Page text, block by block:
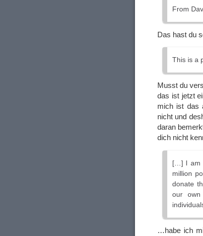
From
Das hast du
This is a
Musst du
das ist jetzt
mich ist das
nicht und
daran
dich nicht
[…] I am
million
donate
our
…habe ich